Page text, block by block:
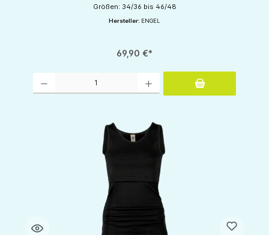
Größen: 34/36 bis 46/48
Hersteller: ENGEL
69,90 €*